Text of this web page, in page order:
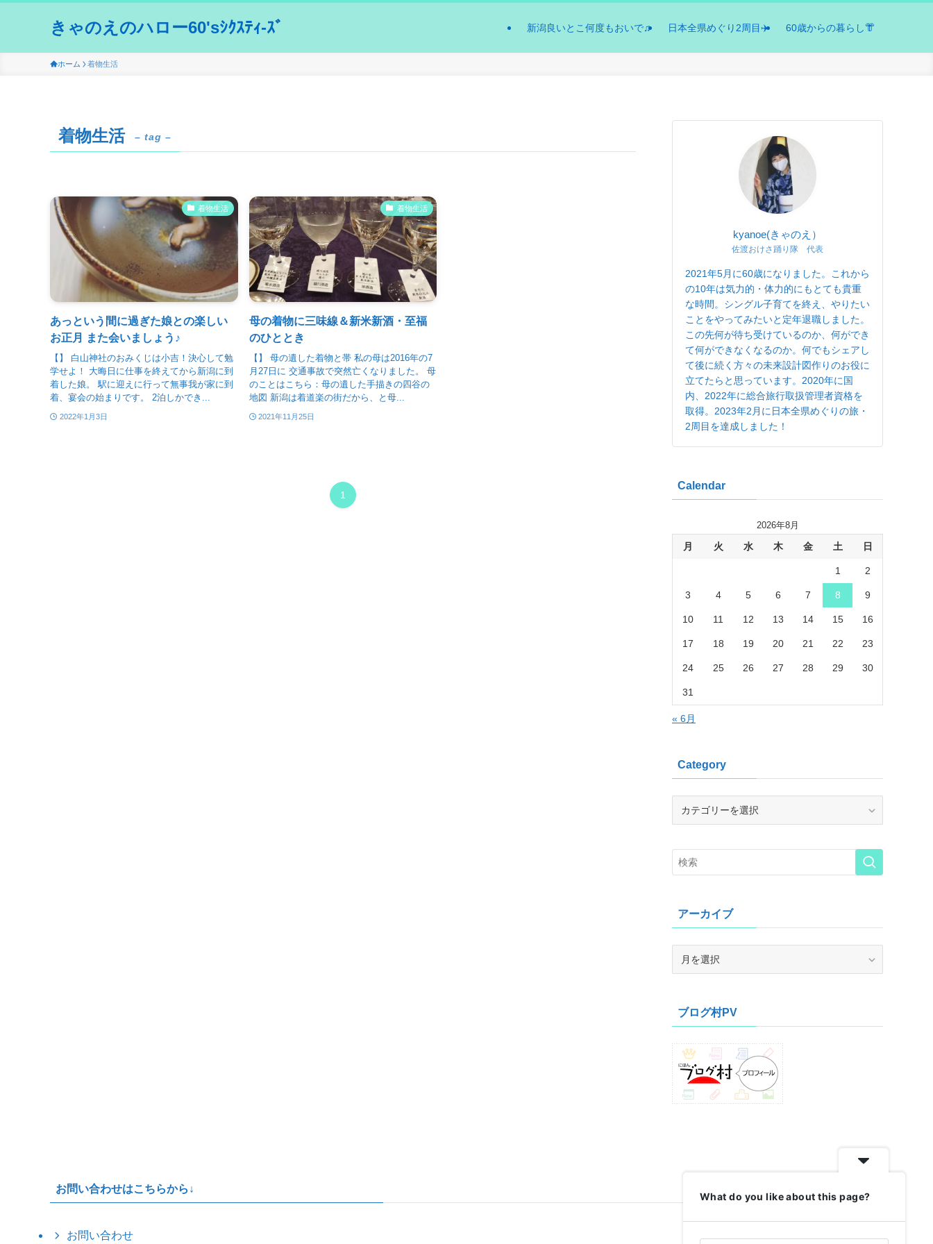
きゃのえのハロー60'sｼｸｽﾃｨ-ｽﾞ 新潟良いとこ何度もおいで♫ 日本全県めぐり2周目✈️ 60歳からの暮らし👘
ホーム 着物生活
着物生活 – tag –
着物生活
あっという間に過ぎた娘との楽しい
お正月 また会いましょう♪
【】 白山神社のおみくじは小吉！決心して勉
学せよ！ 大晦日に仕事を終えてから新潟に到
着した娘。 駅に迎えに行って無事我が家に到
着、宴会の始まりです。 2泊しかでき...
2022年1月3日
着物生活
母の着物に三味線＆新米新酒・至福
のひととき
【】 母の遺した着物と帯 私の母は2016年の7
月27日に 交通事故で突然亡くなりました。 母
のことはこちら：母の遺した手描きの四谷の
地図 新潟は着道楽の街だから、と母...
2021年11月25日
1
kyanoe(きゃのえ）
佐渡おけさ踊り隊 代表
2021年5月に60歳になりました。これから
の10年は気力的・体力的にもとても貴重
な時間。シングル子育てを終え、やりたい
ことをやってみたいと定年退職しました。
この先何が待ち受けているのか、何ができ
て何ができなくなるのか。何でもシェアし
て後に続く方々の未来設計図作りのお役に
立てたらと思っています。2020年に国
内、2022年に総合旅行取扱管理者資格を
取得。2023年2月に日本全県めぐりの旅・
2周目を達成しました！
Calendar
2026年8月
月 火 水 木 金 土 日
1 2
3 4 5 6 7 8 9
10 11 12 13 14 15 16
17 18 19 20 21 22 23
24 25 26 27 28 29 30
31
« 6月
Category
アーカイブ
ブブログ村PV
お問い合わせはこちらから↓
お問い合わせ
What do you like about this page?